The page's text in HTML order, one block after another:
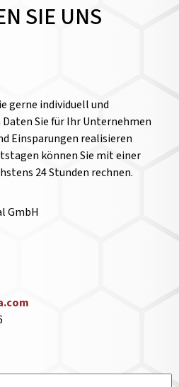
SIE UNS
gerne individuell und
Sie für Ihr Unternehmen
Einsparungen realisieren
können Sie mit einer
24 Stunden rechnen.
GmbH